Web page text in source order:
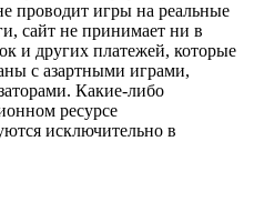
проводит игры на реальные
сайт не принимает ни в
и других платежей, которые
с азартными играми,
Какие-либо
ресурсе
исключительно в